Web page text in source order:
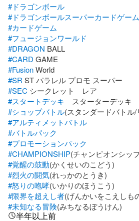
#ドラゴンボール
#ドラゴンボールスーパーカードゲーム
#カードゲーム
#フュージョンワールド
#DRAGON
#CARD
#Fusion
#SR
#SEC
#スタートデッキ
#ショップバトル
#アルティメットバトル
#バトルパック
#プロモーションパック
#CHAMPIONSHIP
#覚醒の鼓動
#烈火の闘気
#怒りの咆哮
#限界を超えし者
#未知なる冒険(みちなるぼうけん)
半年以上前